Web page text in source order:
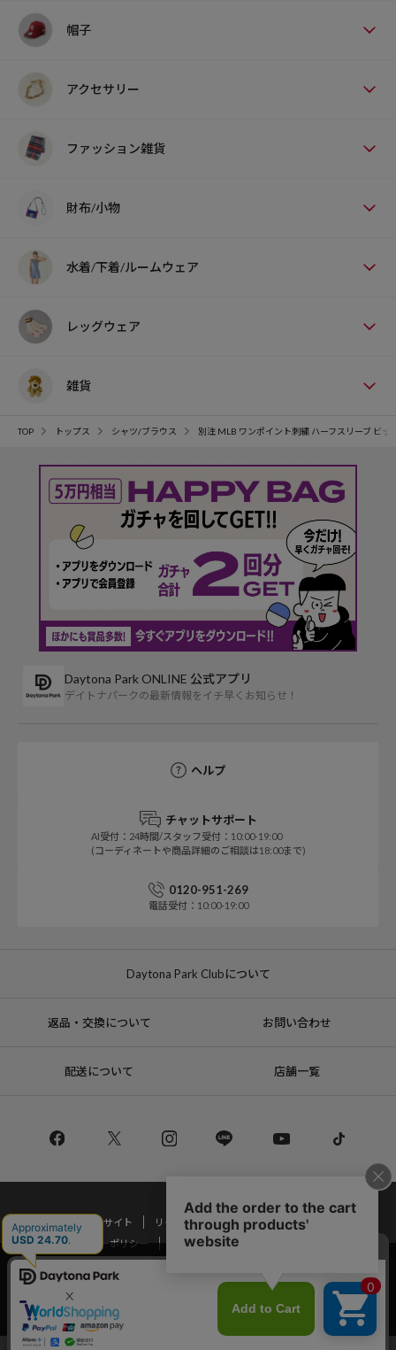
帽子
アクセサリー
ファッション雑貨
財布/小物
水着/下着/ルームウェア
レッグウェア
雑貨
TOP トップス シャツ/ブラウス 別注 MLB ワンポイント刺繍 ハーフスリーブ ビ
Daytona Park ONLINE 公式アプリ
デイトナパークの最新情報をイチ早くお知らせ！
ヘルプ
チャットサポート
AI受付：24時間/スタッフ受付：10:00-19:00
(コーディネートや商品詳細のご相談は18:00まで)
0120-951-269
電話受付：10:00-19:00
Daytona Park Clubについて
返品・交換について お問い合わせ
配送について 店舗一覧
コーポレートサイト リクルート
サステナブルマークについて
プライバシーポリシー
特定商取引法・古物営業法に基づく表記
Copyright © DAYTONA INTERNATIONAL Co.,Ltd All Rights Reserved.
当サイトでは利用体験の向上およびコンテンツの最適な提供、トラフィック
の分析を目的としてCookieを使用しています。
サイトの閲覧を継続された場合、Cookieの利用に同意したことものといたし
ます。
詳細についてはプライバシーポリシー